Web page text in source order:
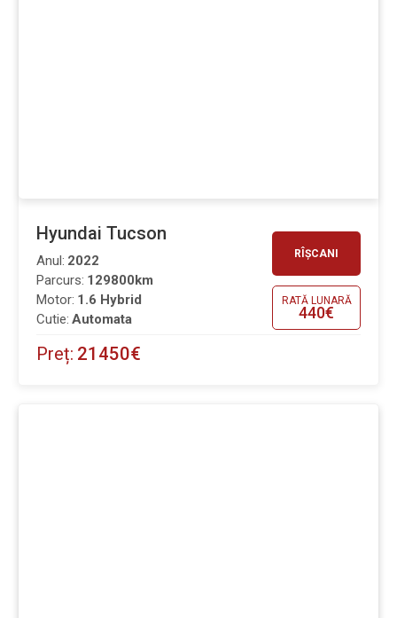
RÎȘCANI
RATĂ LUNARĂ
440€
Hyundai Tucson
Parcurs: 129800km
Anul: 2022
Motor: 1.6 Hybrid
Cutie: Automata
Preț: 21450€